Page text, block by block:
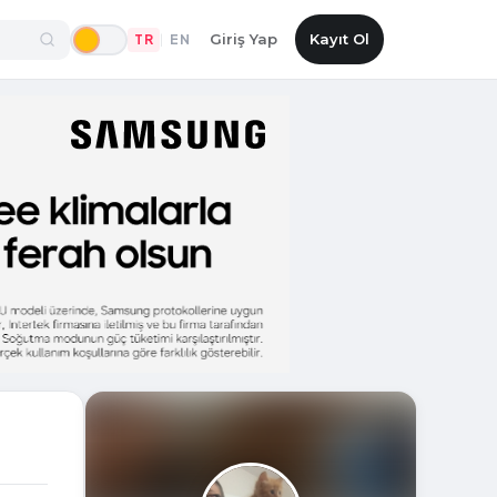
TR EN Giriş Yap Kayıt Ol